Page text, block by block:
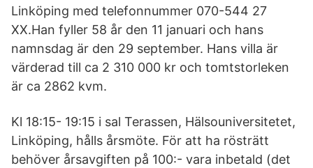
Linköping med telefonnummer 070-544 27
XX.Han fyller 58 år den 11 januari och hans
namnsdag är den 29 september. Hans villa är
värderad till ca 2 310 000 kr och tomtstorleken
är ca 2862 kvm.
Kl 18:15- 19:15 i sal Terassen, Hälsouniversitetet,
Linköping, hålls årsmöte. För att ha rösträtt
behöver årsavgiften på 100:- vara inbetald (det